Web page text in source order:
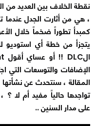
نقطة الخلاف بين العديد من
، هي من أثارت الجدل عندما
كمبدأ تطوراً ضخماً خلال
يتجزأ من خطة أي استوديو
الإضافات والتوسعات التي
المقالة ، سنتحدث عن
تواجدها حالياً مفيد أم لا
على مدار السنين ..